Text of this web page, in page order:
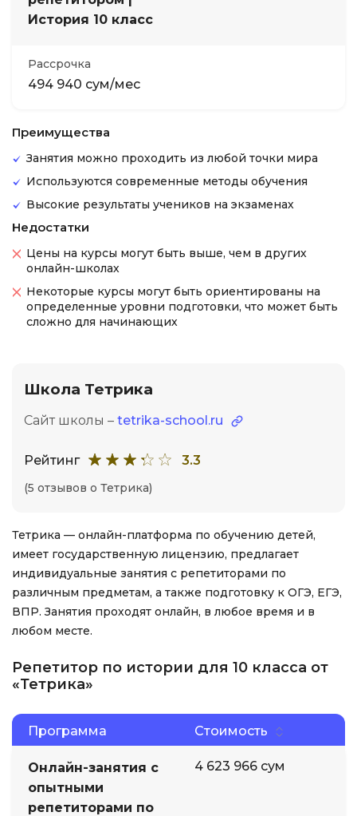
История 10 класс
Рассрочка
494 940 сум/мес
Преимущества
Занятия можно проходить из любой точки мира
Используются современные методы обучения
Высокие результаты учеников на экзаменах
Недостатки
Цены на курсы могут быть выше, чем в других
онлайн-школах
Некоторые курсы могут быть ориентированы на
определенные уровни подготовки, что может быть
сложно для начинающих
Школа Тетрика
Сайт школы – tetrika-school.ru
Рейтинг 3.3
(5 отзывов о Тетрика)
Тетрика — онлайн-платформа по обучению детей,
имеет государственную лицензию, предлагает
индивидуальные занятия с репетиторами по
различным предметам, а также подготовку к ОГЭ, ЕГЭ,
ВПР. Занятия проходят онлайн, в любое время и в
любом месте.
Репетитор по истории для 10 класса от
«Тетрика»
Программа Стоимость
Онлайн-занятия с
опытными
репетиторами по
4 623 966 сум